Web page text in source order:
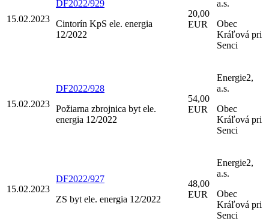
15.02.2023
DF2022/929
Cintorín KpS ele. energia
12/2022
20,00
EUR
a.s.
Obec
Kráľová pri
Senci
15.02.2023
DF2022/928
Požiarna zbrojnica byt ele.
energia 12/2022
54,00
EUR
Energie2,
a.s.
Obec
Kráľová pri
Senci
15.02.2023
DF2022/927
ZS byt ele. energia 12/2022
48,00
EUR
Energie2,
a.s.
Obec
Kráľová pri
Senci